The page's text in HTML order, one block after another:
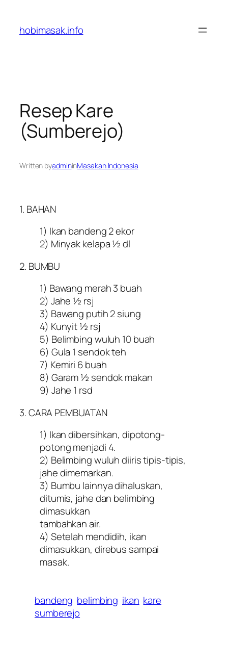
content
hobimasak.info
Resep Kare
(Sumberejo)
Written byadmininMasakan Indonesia
1. BAHAN
1) Ikan bandeng 2 ekor
2) Minyak kelapa ½ dl
2. BUMBU
1) Bawang merah 3 buah
2) Jahe ½ rsj
3) Bawang putih 2 siung
4) Kunyit ½ rsj
5) Belimbing wuluh 10 buah
6) Gula 1 sendok teh
7) Kemiri 6 buah
8) Garam ½ sendok makan
9) Jahe 1 rsd
3. CARA PEMBUATAN
1) Ikan dibersihkan, dipotong-
potong menjadi 4.
2) Belimbing wuluh diiris tipis-tipis,
jahe dimemarkan.
3) Bumbu lainnya dihaluskan,
ditumis, jahe dan belimbing
dimasukkan
tambahkan air.
4) Setelah mendidih, ikan
dimasukkan, direbus sampai
masak.
bandeng belimbing ikan kare
sumberejo